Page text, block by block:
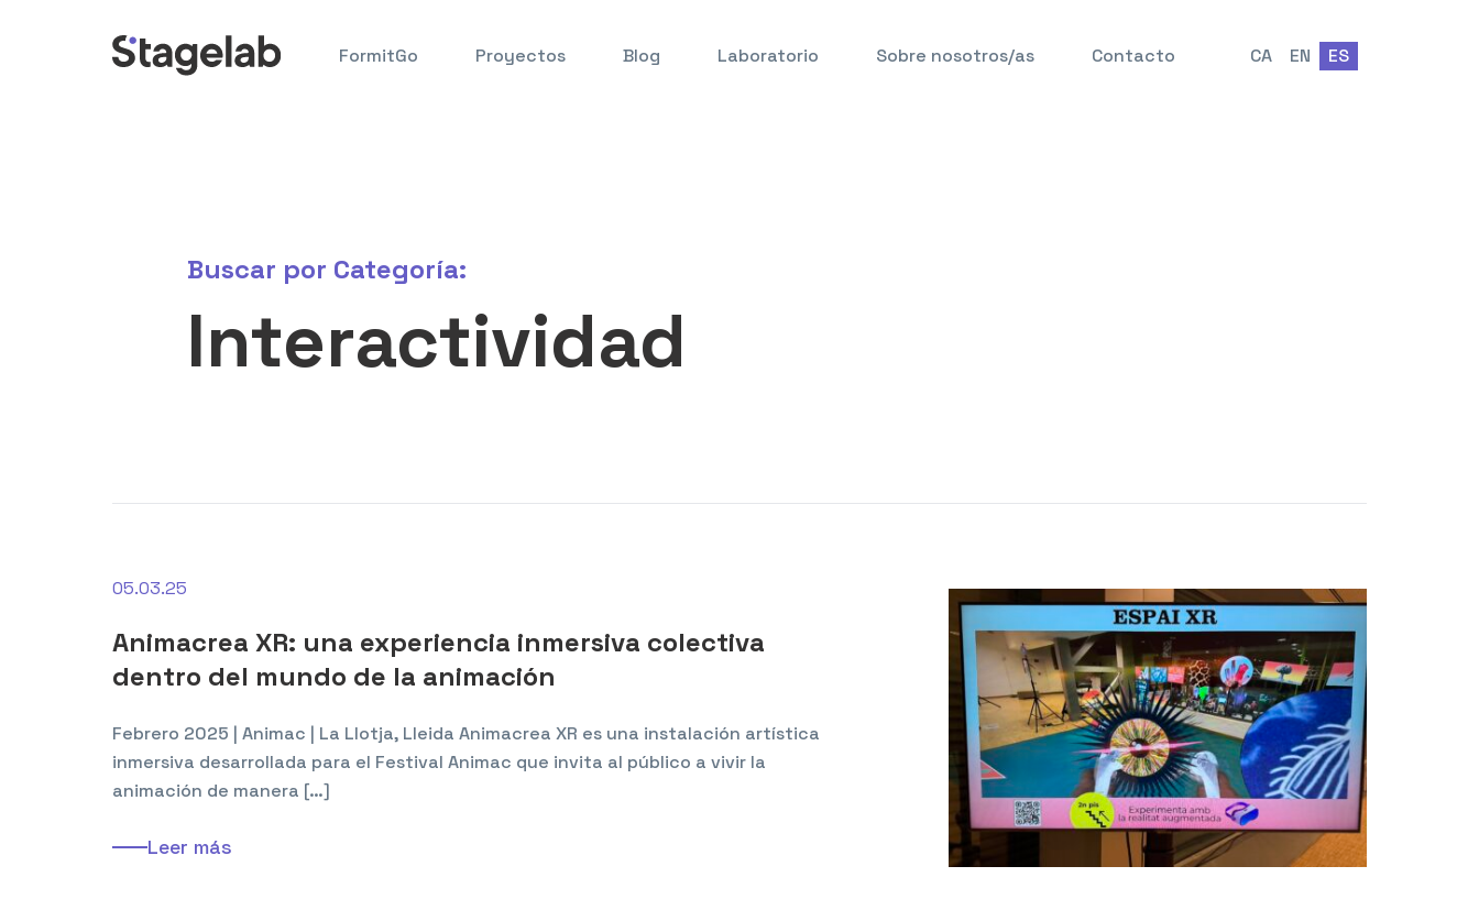
FormitGo Proyectos Blog Laboratorio Sobre nosotros/as Contacto CA EN ES
Buscar por Categoría:
Interactividad
05.03.25
Animacrea XR: una experiencia inmersiva colectiva
dentro del mundo de la animación
Febrero 2025 | Animac | La Llotja, Lleida Animacrea XR es una instalación artística
inmersiva desarrollada para el Festival Animac que invita al público a vivir la
animación de manera […]
Leer más